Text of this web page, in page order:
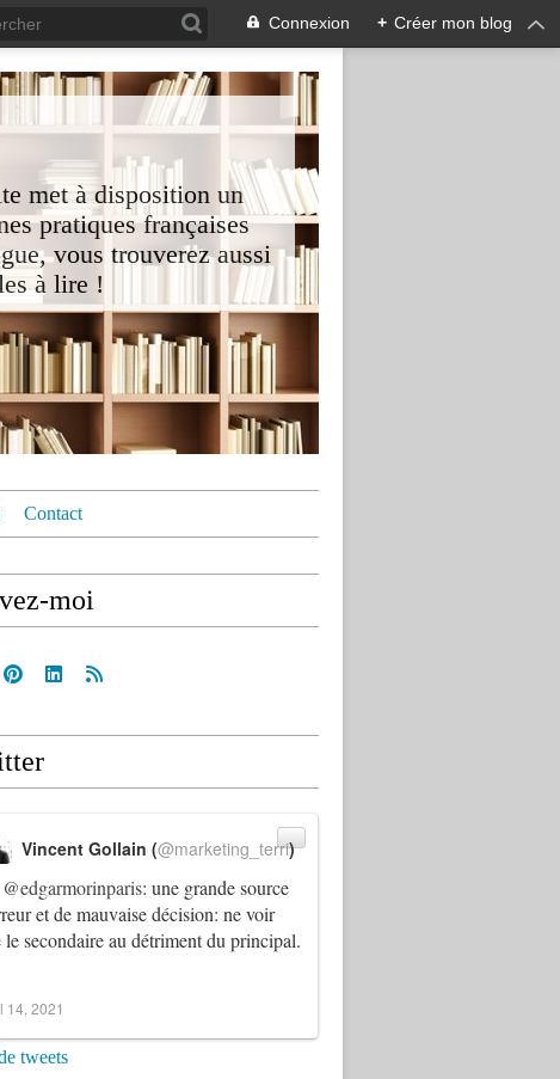
Connexion + Créer mon blog
met à disposition un
pratiques françaises
vous trouverez aussi
à lire !
Contact
moi
@edgarmorinparis: une grande source
et de mauvaise décision: ne voir
le secondaire au détriment du principal.
Vincent Gollain (@marketing_terri)
14, 2021
tweets